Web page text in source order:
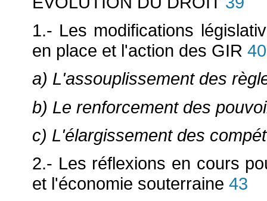
1.- Les modifications
en place et l'action des GIR 40
a) L'assouplissement des
b) Le renforcement des
c) L'élargissement des
2.- Les réflexions en cours
et l'économie souterraine 43